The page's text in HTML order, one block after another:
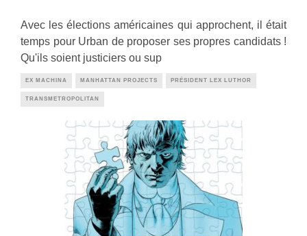
Avec les élections américaines qui approchent, il était
temps pour Urban de proposer ses propres candidats !
Qu'ils soient justiciers ou sup
EX MACHINA MANHATTAN PROJECTS PRÉSIDENT LEX LUTHOR
TRANSMETROPOLITAN